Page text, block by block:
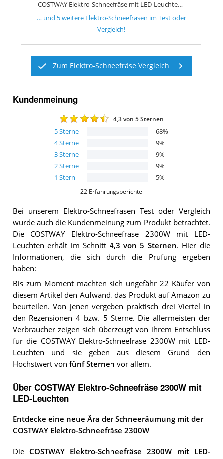
COSTWAY Elektro-Schneefräse mit LED-Leuchten & 15 A Motor
… und 5weitere Elektro-Schneefräsen im Test oder
Vergleich!
Zum Elektro-Schneefräse Vergleich
Kundenmeinung
4,3von 5 Sternen
5Sterne 68%
4Sterne 9%
3Sterne 9%
2Sterne 9%
1 Stern 5%
22 Erfahrungsberichte
Bei unserem Elektro-Schneefräsen Test oder Vergleich
wurde auch die Kundenmeinung zum Produkt betrachtet.
Die
COSTWAY Elektro-Schneefräse 2300W mit LED-
Leuchtenerhält im Schnitt 4,3 von 5 Sternen. Hier die
Informationen, die sich durch die Prüfung ergeben
haben:
Bis zum Moment machten sich ungefähr 22 Käufer von
diesem Artikel den Aufwand, das Produkt auf Amazon zu
beurteilen. Von jenen vergeben praktisch drei Viertel in
den Rezensionen 4 bzw. 5 Sterne. Die allermeisten der
Verbraucher zeigen sich überzeugt von ihrem Entschluss
für die COSTWAY Elektro-Schneefräse 2300W mit LED-
Leuchten und sie geben aus diesem Grund den
Höchstwert von fünf Sternen vor allem.
Über COSTWAY Elektro-Schneefräse 2300W mit
LED-Leuchten
Entdecke eine neue Ära der Schneeräumung mit der
COSTWAY Elektro-Schneefräse 2300W
Die COSTWAY Elektro-Schneefräse 2300W mit LED-